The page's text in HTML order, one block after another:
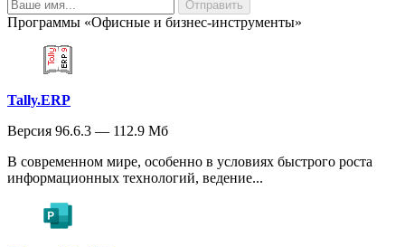
Программы «Офисные и бизнес-инструменты»
Tally.ERP
Версия 96.6.3 — 112.9 Мб
В современном мире, особенно в условиях быстрого роста
информационных технологий, ведение...